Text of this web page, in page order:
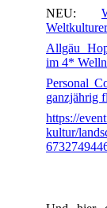
NEU:
Allgäu
im 4*
Personal
ganzjährig
https://
kultur/